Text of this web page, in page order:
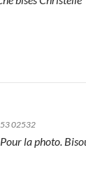
53 02532
la photo.